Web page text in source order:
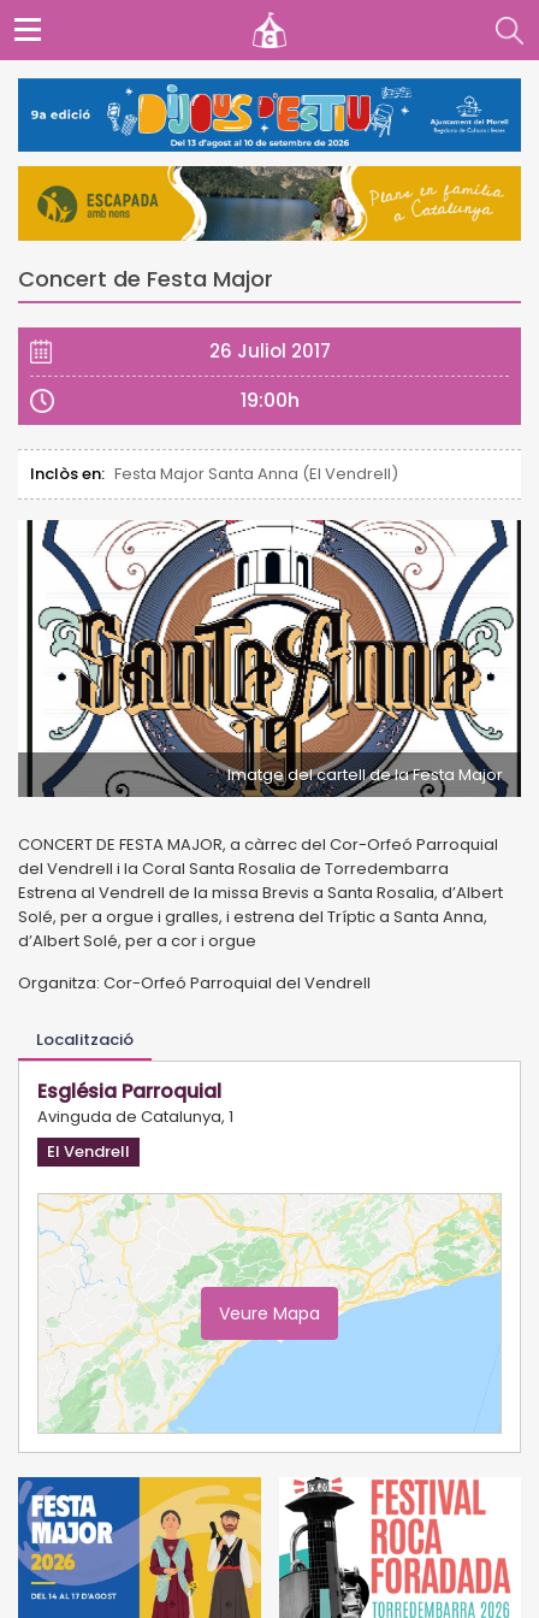
Concert de Festa Major
26 Juliol 2017
19:00h
Inclòs en: Festa Major Santa Anna (El Vendrell)
Imatge del cartell de la Festa Major
CONCERT DE FESTA MAJOR, a càrrec del Cor-Orfeó Parroquial
del Vendrell i la Coral Santa Rosalia de Torredembarra
Estrena al Vendrell de la missa Brevis a Santa Rosalia, d’Albert
Solé, per a orgue i gralles, i estrena del Tríptic a Santa Anna,
d’Albert Solé, per a cor i orgue
Organitza: Cor-Orfeó Parroquial del Vendrell
Localització
Església Parroquial
Avinguda de Catalunya, 1
El Vendrell
Veure Mapa